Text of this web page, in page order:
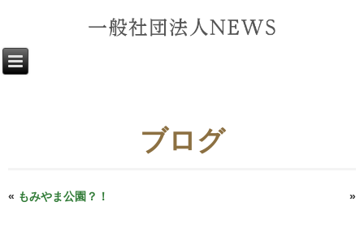
ブログ
« もみやま公園？！ »